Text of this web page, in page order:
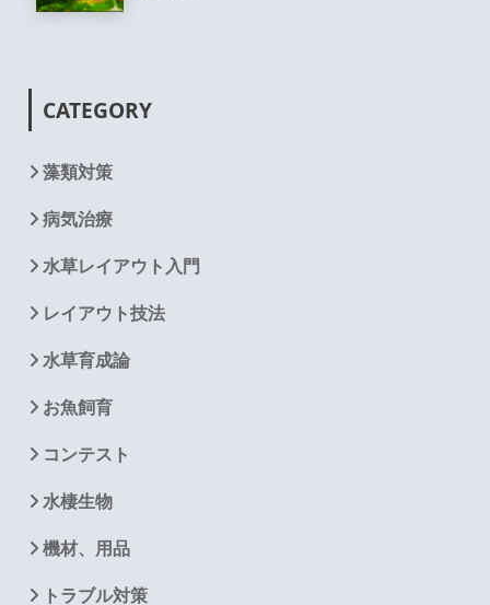
CATEGORY
藻類対策
病気治療
水草レイアウト入門
レイアウト技法
水草育成論
お魚飼育
コンテスト
水棲生物
機材、用品
トラブル対策